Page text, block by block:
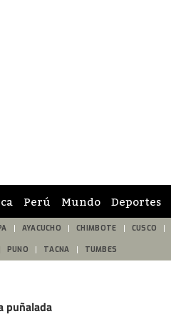
Perú Mundo Deportes
AYACUCHO CHIMBOTE CUSCO
PUNO TACNA TUMBES
puñalada